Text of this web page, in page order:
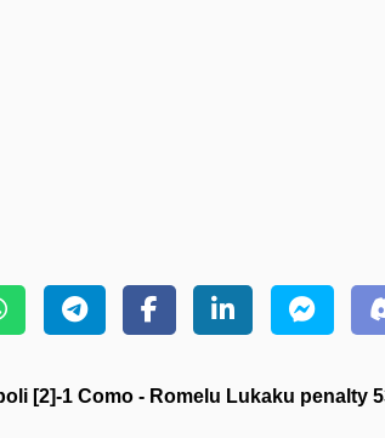
[2]-1 Como - Romelu Lukaku penalty